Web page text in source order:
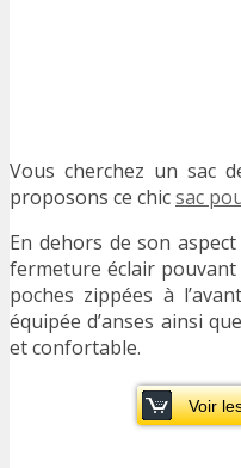
Vous cherchez un sac
proposons ce chicsac
En dehors de son
fermeture éclair
poches zippées à
équipée d’anses ainsi
et confortable.
Voir